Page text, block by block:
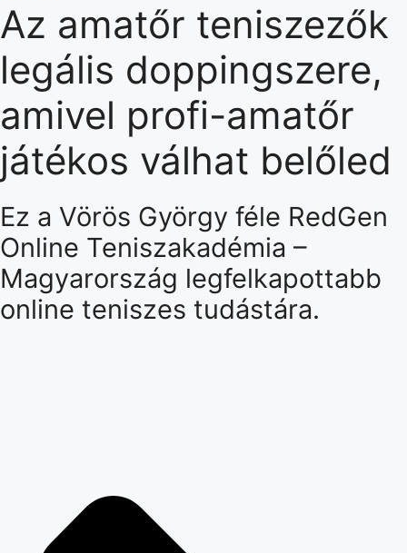
Az amatőr teniszezők
legális doppingszere,
amivel profi-amatőr
játékos válhat belőled
Ez a Vörös György féle RedGen
Online Teniszakadémia –
Magyarország legfelkapottabb
online teniszes tudástára.